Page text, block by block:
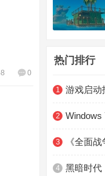
0
热门排行
1
2
3
4